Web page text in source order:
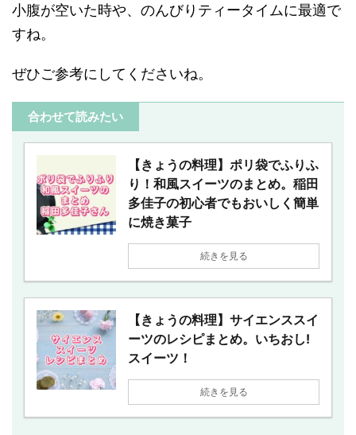
小腹が空いた時や、のんびりティータイムに最適で
すね。
ぜひご参考にしてくださいね。
合わせて読みたい
【きょうの料理】ポリ袋でふりふ
り！和風スイーツのまとめ。稲田
多佳子の初心者でもおいしく簡単
に焼き菓子
続きを見る
【きょうの料理】サイエンススイ
ーツのレシピまとめ。いちおし!
スイーツ！
続きを見る